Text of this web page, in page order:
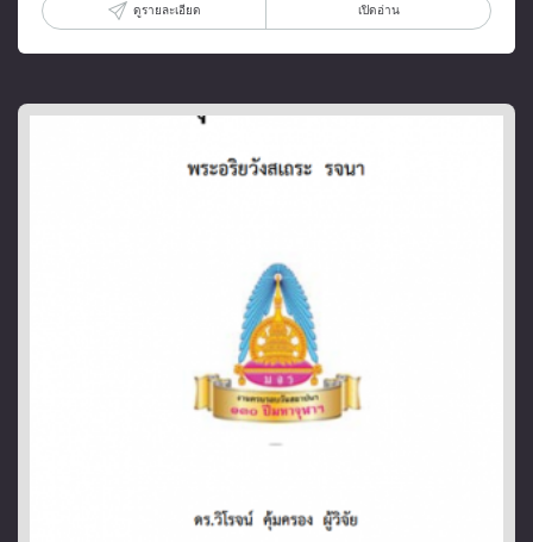
ดูรายละเอียด เปิดอ่าน